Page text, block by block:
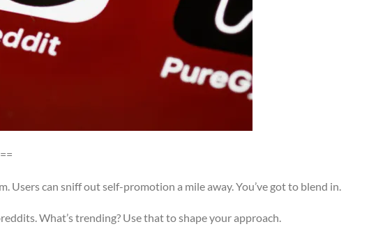
Users can sniff out self-promotion a mile away. You’ve got to blend in.
What’s trending? Use that to shape your approach.